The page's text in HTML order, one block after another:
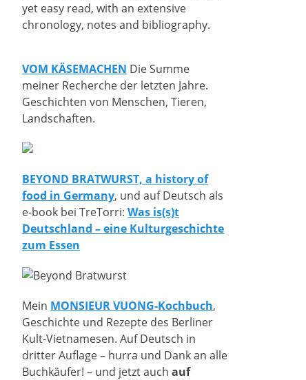
yet easy read, with an extensive
chronology, notes and bibliography.
VOM KÄSEMACHEN Die Summe
meiner Recherche der letzten Jahre.
Geschichten von Menschen, Tieren,
Landschaften.
BEYOND BRATWURST, a history of
food in Germany, und auf Deutsch als
e-book bei TreTorri: Was is(s)t
Deutschland – eine Kulturgeschichte
zum Essen
Mein MONSIEUR VUONG-Kochbuch,
Geschichte und Rezepte des Berliner
Kult-Vietnamesen. Auf Deutsch in
dritter Auflage – hurra und Dank an alle
Buchkäufer! – und jetzt auch auf